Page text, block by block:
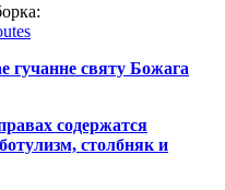
гучанне святу Божага
содержатся
столбняк и